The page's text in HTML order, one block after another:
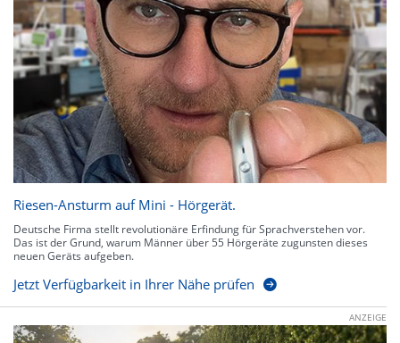
Riesen-Ansturm auf Mini - Hörgerät.
Deutsche Firma stellt revolutionäre Erfindung für Sprachverstehen vor.
Das ist der Grund, warum Männer über 55 Hörgeräte zugunsten dieses
neuen Geräts aufgeben.
Jetzt Verfügbarkeit in Ihrer Nähe prüfen
ANZEIGE